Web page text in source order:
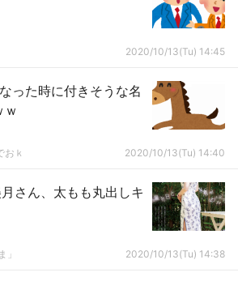
2020/10/13(Tu) 14:45
った時に付きそうな名
おｋ 2020/10/13(Tu) 14:40
さん、太もも丸出しキ
」 2020/10/13(Tu) 14:38